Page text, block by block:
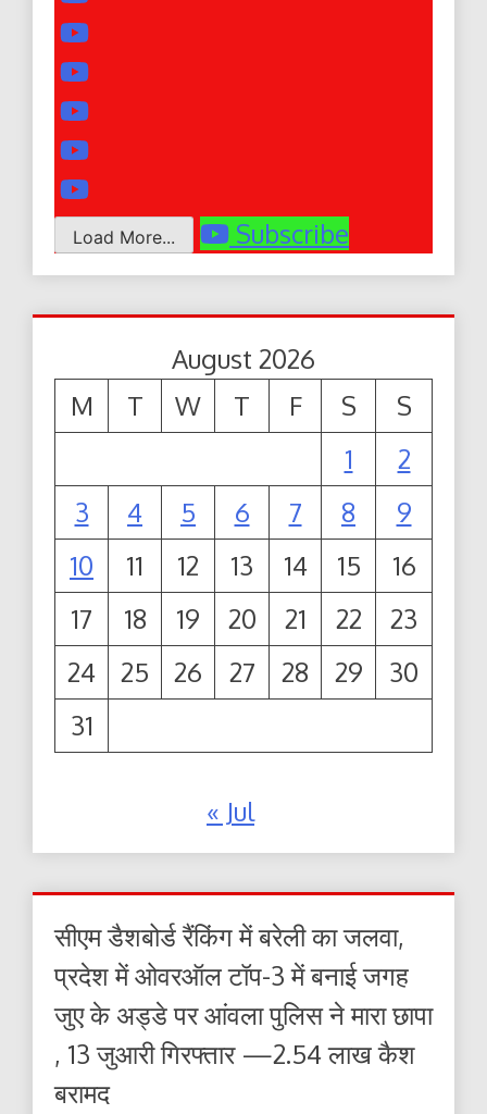
Load More... Subscribe
August 2026
M
T W T F S
S
1
2
3
4 5 6 7 8
9
10
11 12 13 14 15
16
17
18 19 20 21 22
23
24
25 26 27 28 29
30
31
« Jul
सीएम डैशबोर्ड रैंकिंग में बरेली का जलवा,
प्रदेश में ओवरऑल टॉप-3 में बनाई जगह
जुए के अड्डे पर आंवला पुलिस ने मारा छापा
, 13 जुआरी गिरफ्तार —2.54 लाख कैश
बरामद